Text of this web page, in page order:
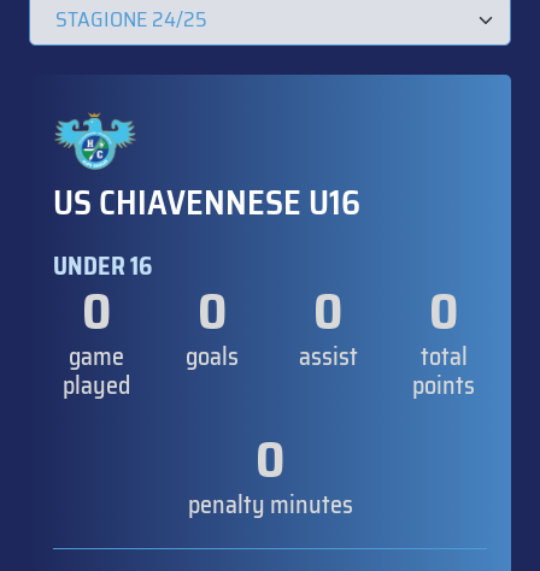
US CHIAVENNESE U16
UNDER 16
0
game
played
0
goals
0
assist
0
total
points
0
penalty minutes